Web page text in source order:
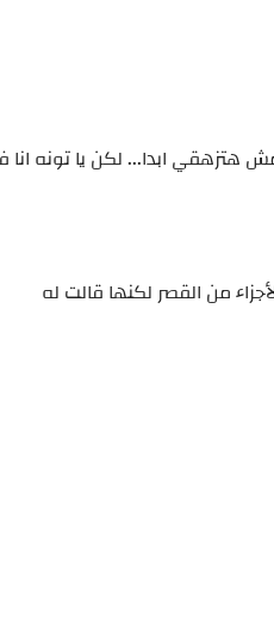
هتزهقي ابدا... لكن يا تونه
من القصر لكنها قالت له